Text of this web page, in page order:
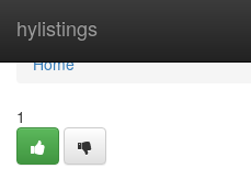
hylistings
Home
Home
1